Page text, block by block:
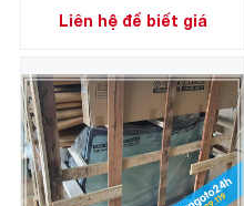
Liên hệ để biết giá